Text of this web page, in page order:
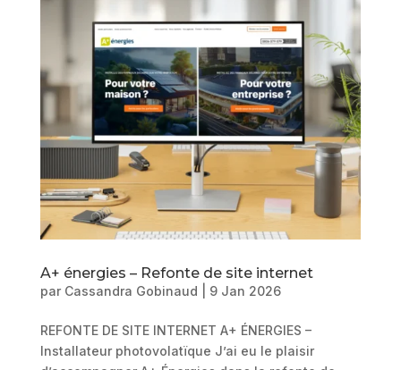
A+ énergies – Refonte de site internet
par Cassandra Gobinaud 9 Jan 2026
REFONTE DE SITE INTERNET A+ ÉNERGIES –
Installateur photovolatïque J’ai eu le plaisir